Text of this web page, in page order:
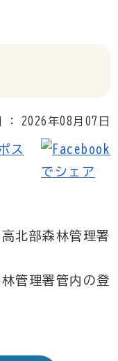
2026年08月07日
北部森林管理署
管理署管内の登